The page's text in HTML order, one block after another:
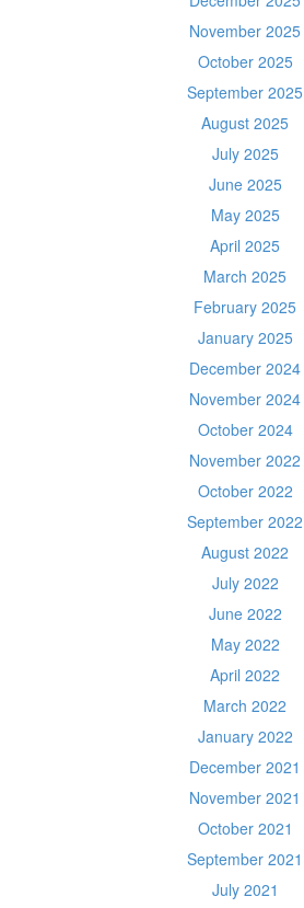
November 2025
October 2025
September 2025
August 2025
July 2025
June 2025
May 2025
April 2025
March 2025
February 2025
January 2025
December 2024
November 2024
October 2024
November 2022
October 2022
September 2022
August 2022
July 2022
June 2022
May 2022
April 2022
March 2022
January 2022
December 2021
November 2021
October 2021
September 2021
July 2021